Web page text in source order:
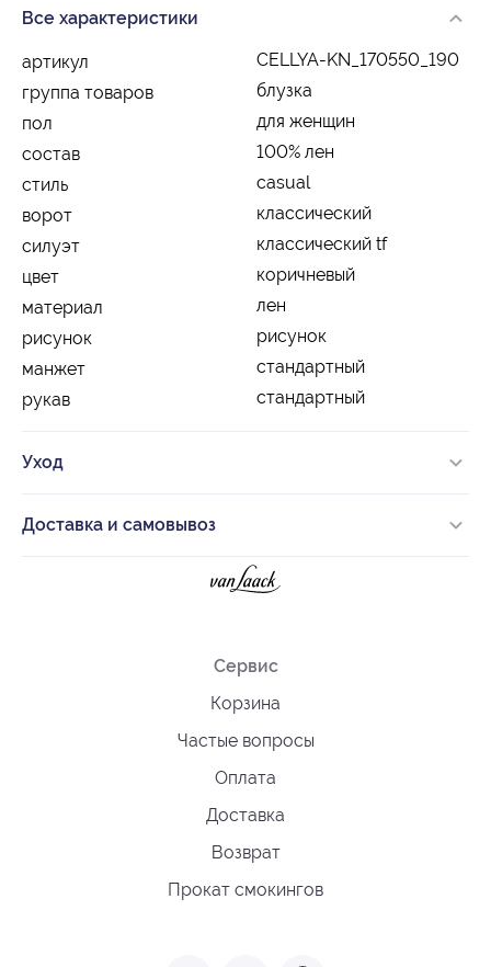
Все характеристики
артикул
CELLYA-KN_170550_190
группа товаров
блузка
пол
для женщин
состав
100% лен
стиль
casual
ворот
классический
силуэт
классический tf
цвет
коричневый
материал
лен
рисунок
рисунок
манжет
стандартный
рукав
стандартный
Уход
Доставка и самовывоз
Сервис
Корзина
Частые вопросы
Оплата
Доставка
Возврат
Прокат смокингов